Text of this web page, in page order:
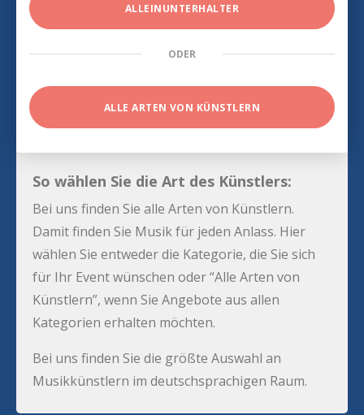
ALLEINUNTERHALTER
ODER
ALLE ARTEN VON KÜNSTLERN
So wählen Sie die Art des Künstlers:
Bei uns finden Sie alle Arten von Künstlern.
Damit finden Sie Musik für jeden Anlass. Hier
wählen Sie entweder die Kategorie, die Sie sich
für Ihr Event wünschen oder “Alle Arten von
Künstlern”, wenn Sie Angebote aus allen
Kategorien erhalten möchten.
Bei uns finden Sie die größte Auswahl an
Musikkünstlern im deutschsprachigen Raum.